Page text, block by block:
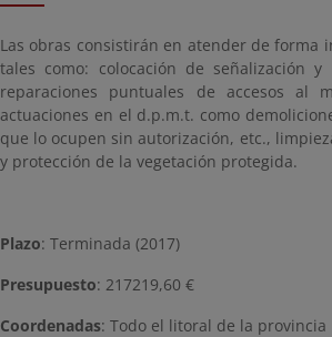
Las obras consistirán en atender de forma
tales como: colocación de señalización y
reparaciones puntuales de accesos al
actuaciones en el d.p.m.t. como
que lo ocupen sin autorización, etc.,
y protección de la vegetación protegida.
Plazo: Terminada (2017)
Presupuesto: 217219,60 €
Coordenadas: Todo el litoral de la provincia